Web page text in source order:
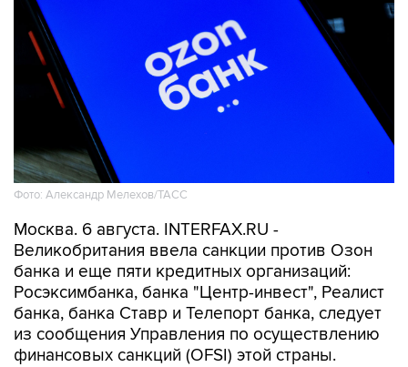
Фото: Александр Мелехов/ТАСС
Москва. 6 августа. INTERFAX.RU -
Великобритания ввела санкции против Озон
банка и еще пяти кредитных организаций:
Росэксимбанка, банка "Центр-инвест", Реалист
банка, банка Ставр и Телепорт банка, следует
из сообщения Управления по осуществлению
финансовых санкций (OFSI) этой страны.